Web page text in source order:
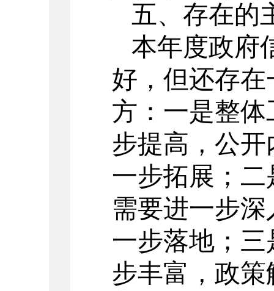
五、存在的
本年度政府
好，但还存
方：一是整
步提高，公
一步拓展；
需要进一步
一步落地；
步丰富，政